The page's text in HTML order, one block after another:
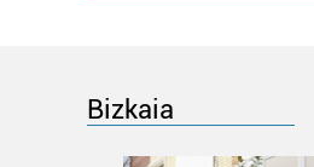
Bizkaia